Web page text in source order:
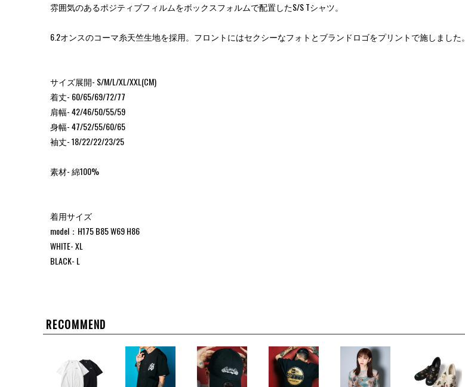
雰囲気のあるポジティブフィルムをボックスフォルムで配置したS/S Tシャツ。
6.2オンスのコーマ糸天竺生地を採用。フロントにはセクシーなフォトとブランドロゴをプリントで施しました。
サイズ展開- S/M/L/XL/XXL(CM)
着丈- 60/65/69/72/77
肩幅- 42/46/50/55/59
身幅- 47/52/55/60/65
袖丈- 18/22/22/23/25
素材- 綿100%
着用サイズ
model：H175 B85 W69 H86
WHITE- XL
BLACK- L
RECOMMEND